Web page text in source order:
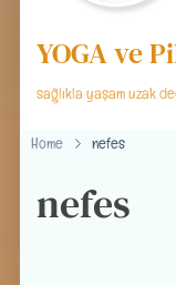
YOGA ve
sağlıkla yaşam uzak
Home nefes
nefes